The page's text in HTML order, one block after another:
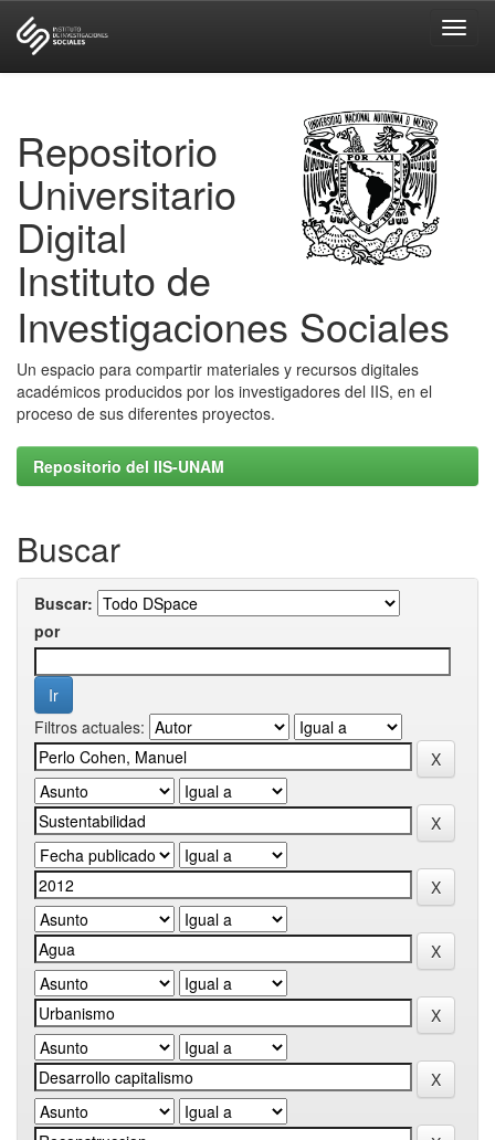
Repositorio
Universitario
Digital
Instituto de
Investigaciones Sociales
Un espacio para compartir materiales y recursos digitales
académicos producidos por los investigadores del IIS, en el
proceso de sus diferentes proyectos.
Repositorio del IIS-UNAM
Buscar
Buscar:
por
Filtros actuales: